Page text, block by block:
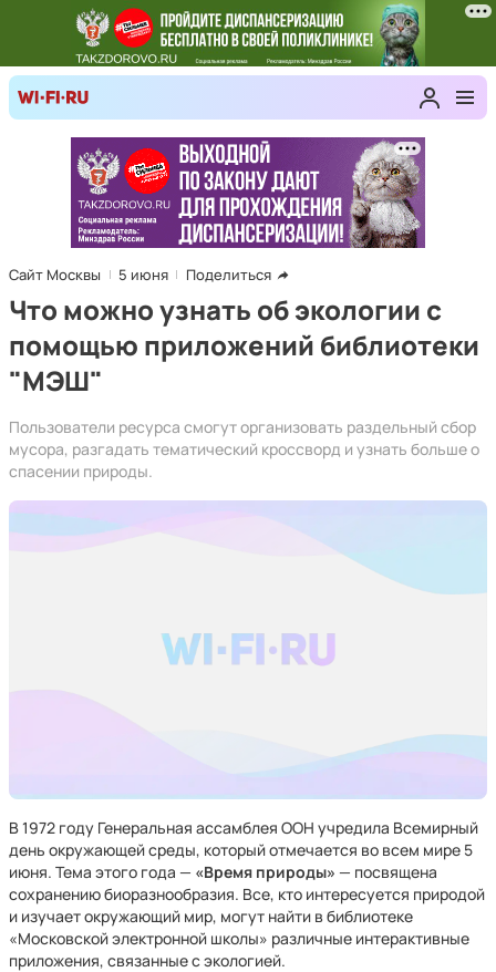
Сайт Москвы 5 июня Поделиться
Что можно узнать об экологии с
помощью приложений библиотеки
"МЭШ"
Пользователи ресурса смогут организовать раздельный сбор
мусора, разгадать тематический кроссворд и узнать больше о
спасении природы.
В 1972 году Генеральная ассамблея ООН учредила Всемирный
день окружающей среды, который отмечается во всем мире 5
июня. Тема этого года — «Время природы» — посвящена
сохранению биоразнообразия. Все, кто интересуется природой
и изучает окружающий мир, могут найти в библиотеке
«Московской электронной школы» различные интерактивные
приложения, связанные с экологией.